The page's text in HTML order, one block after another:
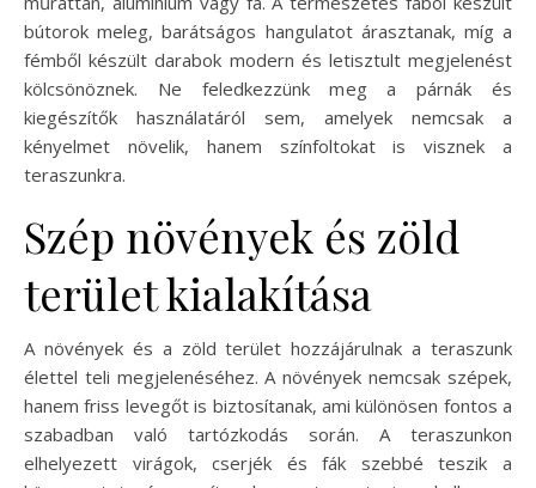
bútorok meleg, barátságos hangulatot árasztanak, míg a
fémből készült darabok modern és letisztult megjelenést
kölcsönöznek. Ne feledkezzünk meg a párnák és
kiegészítők használatáról sem, amelyek nemcsak a
kényelmet növelik, hanem színfoltokat is visznek a
teraszunkra.
Szép növények és zöld
terület kialakítása
A növények és a zöld terület hozzájárulnak a teraszunk
élettel teli megjelenéséhez. A növények nemcsak szépek,
hanem friss levegőt is biztosítanak, ami különösen fontos a
szabadban való tartózkodás során. A teraszunkon
elhelyezett virágok, cserjék és fák szebbé teszik a